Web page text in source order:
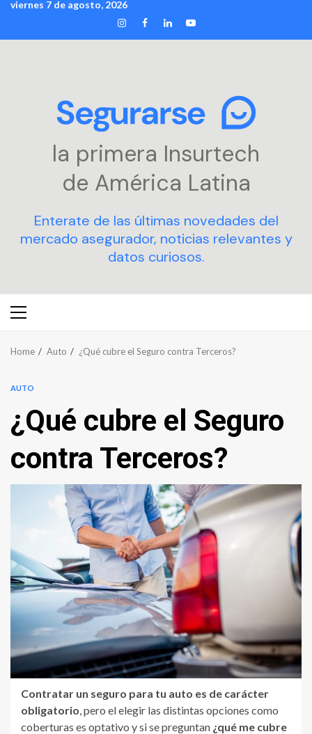
Skip
content
viernes 7 de agosto, 2026
INSTAGRAM
FACEBOOK
LINKEDIN
YOUTUBE
la primera Insurtech
de América Latina
Enterate de las últimas novedades del
mercado asegurador, noticias relevantes y
datos curiosos.
Primary
Home Auto ¿Qué cubre el Seguro contra Terceros?
AUTO
¿Qué cubre el Seguro
contra Terceros?
Contratar un seguro para tu auto es de carácter
obligatorio , pero el elegir las distintas opciones como
coberturas es optativo y si se preguntan ¿qué me cubre